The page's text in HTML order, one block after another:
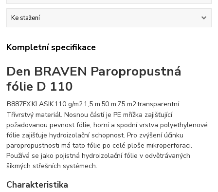
Ke stažení
Kompletní specifikace
Den BRAVEN Paropropustná
fólie D 110
B887FXKLASIK110 g/m21,5 m 50 m 75 m2transparentní
Třívrstvý materiál. Nosnou částí je PE mřížka zajišťující
požadovanou pevnost fólie, horní a spodní vrstva polyethylenové
fólie zajišťuje hydroizolační schopnost. Pro zvýšení účinku
paropropustnosti má tato fólie po celé ploše mikroperforaci.
Používá se jako pojistná hydroizolační fólie v odvětrávaných
šikmých střešních systémech.
Charakteristika